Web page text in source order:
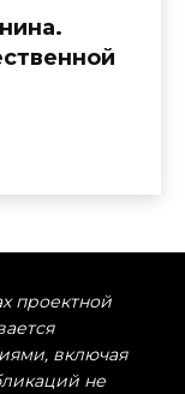
проектной
включая
не